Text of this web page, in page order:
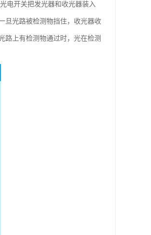
电开关把发光器和收光器装入
旦光路被检测物挡住，收光器收
路上有检测物通过时，光在检测